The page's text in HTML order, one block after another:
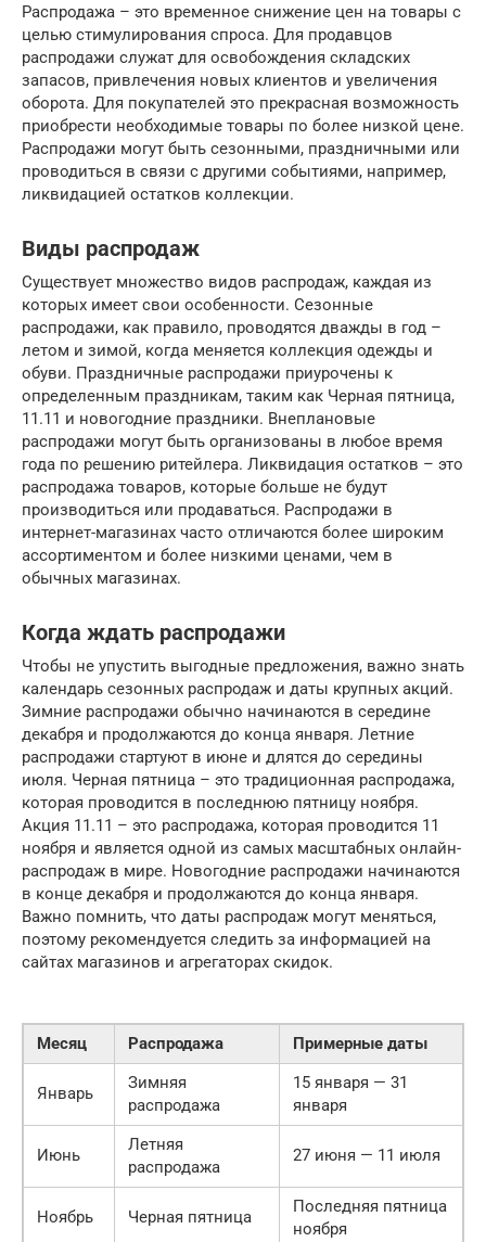
Распродажа – это временное снижение цен на товары с
целью стимулирования спроса. Для продавцов
распродажи служат для освобождения складских
запасов, привлечения новых клиентов и увеличения
оборота. Для покупателей это прекрасная возможность
приобрести необходимые товары по более низкой цене.
Распродажи могут быть сезонными, праздничными или
проводиться в связи с другими событиями, например,
ликвидацией остатков коллекции.
Виды распродаж
Существует множество видов распродаж, каждая из
которых имеет свои особенности. Сезонные
распродажи, как правило, проводятся дважды в год –
летом и зимой, когда меняется коллекция одежды и
обуви. Праздничные распродажи приурочены к
определенным праздникам, таким как Черная пятница,
11.11 и новогодние праздники. Внеплановые
распродажи могут быть организованы в любое время
года по решению ритейлера. Ликвидация остатков – это
распродажа товаров, которые больше не будут
производиться или продаваться. Распродажи в
интернет-магазинах часто отличаются более широким
ассортиментом и более низкими ценами, чем в
обычных магазинах.
Когда ждать распродажи
Чтобы не упустить выгодные предложения, важно знать
календарь сезонных распродаж и даты крупных акций.
Зимние распродажи обычно начинаются в середине
декабря и продолжаются до конца января. Летние
распродажи стартуют в июне и длятся до середины
июля. Черная пятница – это традиционная распродажа,
которая проводится в последнюю пятницу ноября.
Акция 11.11 – это распродажа, которая проводится 11
ноября и является одной из самых масштабных онлайн-
распродаж в мире. Новогодние распродажи начинаются
в конце декабря и продолжаются до конца января.
Важно помнить, что даты распродаж могут меняться,
поэтому рекомендуется следить за информацией на
сайтах магазинов и агрегаторах скидок.
Месяц Распродажа Примерные даты
Январь
Зимняя
распродажа
15 января — 31
января
Июнь
Летняя
распродажа
27 июня — 11 июля
Ноябрь Черная пятница
Последняя пятница
ноября